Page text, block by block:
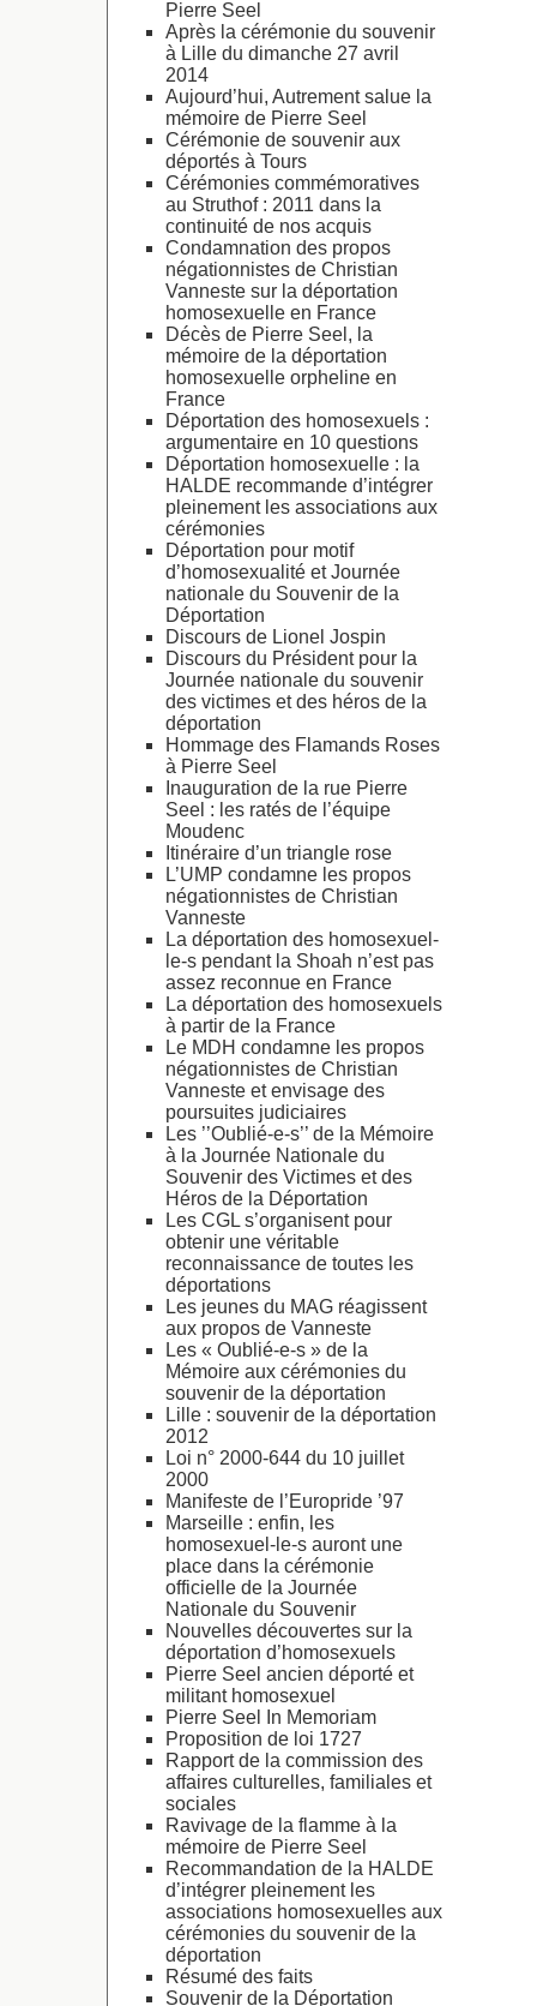
Pierre Seel
Après la cérémonie du souvenir
à Lille du dimanche 27 avril
2014
Aujourd’hui, Autrement salue la
mémoire de Pierre Seel
Cérémonie de souvenir aux
déportés à Tours
Cérémonies commémoratives
au Struthof : 2011 dans la
continuité de nos acquis
Condamnation des propos
négationnistes de Christian
Vanneste sur la déportation
homosexuelle en France
Décès de Pierre Seel, la
mémoire de la déportation
homosexuelle orpheline en
France
Déportation des homosexuels :
argumentaire en 10 questions
Déportation homosexuelle : la
HALDE recommande d’intégrer
pleinement les associations aux
cérémonies
Déportation pour motif
d’homosexualité et Journée
nationale du Souvenir de la
Déportation
Discours de Lionel Jospin
Discours du Président pour la
Journée nationale du souvenir
des victimes et des héros de la
déportation
Hommage des Flamands Roses
à Pierre Seel
Inauguration de la rue Pierre
Seel : les ratés de l’équipe
Moudenc
Itinéraire d’un triangle rose
L’UMP condamne les propos
négationnistes de Christian
Vanneste
La déportation des homosexuel-
le-s pendant la Shoah n’est pas
assez reconnue en France
La déportation des homosexuels
à partir de la France
Le MDH condamne les propos
négationnistes de Christian
Vanneste et envisage des
poursuites judiciaires
Les ’’Oublié-e-s’’ de la Mémoire
à la Journée Nationale du
Souvenir des Victimes et des
Héros de la Déportation
Les CGL s’organisent pour
obtenir une véritable
reconnaissance de toutes les
déportations
Les jeunes du MAG réagissent
aux propos de Vanneste
Les « Oublié-e-s » de la
Mémoire aux cérémonies du
souvenir de la déportation
Lille : souvenir de la déportation
2012
Loi n° 2000-644 du 10 juillet
2000
Manifeste de l’Europride ’97
Marseille : enfin, les
homosexuel-le-s auront une
place dans la cérémonie
officielle de la Journée
Nationale du Souvenir
Nouvelles découvertes sur la
déportation d’homosexuels
Pierre Seel ancien déporté et
militant homosexuel
Pierre Seel In Memoriam
Proposition de loi 1727
Rapport de la commission des
affaires culturelles, familiales et
sociales
Ravivage de la flamme à la
mémoire de Pierre Seel
Recommandation de la HALDE
d’intégrer pleinement les
associations homosexuelles aux
cérémonies du souvenir de la
déportation
Résumé des faits
Souvenir de la Déportation